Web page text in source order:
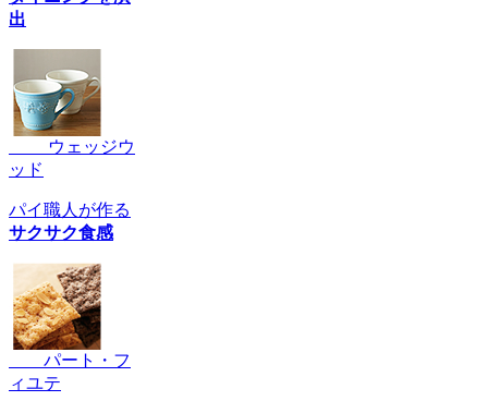
出
ウェッジウ
ッド
パイ職人が作る
サクサク食感
パート・フ
ィユテ